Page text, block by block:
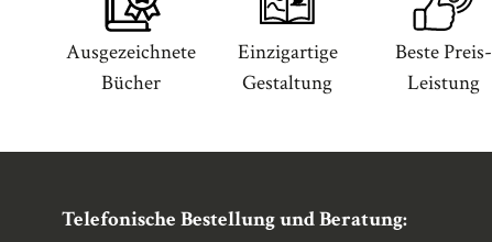
Ausgezeichnete
Bücher
Einzigartige
Gestaltung
Beste Preis-
Leistung
Telefonische Bestellung und Beratung: